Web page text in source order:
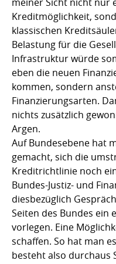
Kreditmöglichkeit,
klassischen
Belastung für die
Infrastruktur würde
eben die neuen
kommen, sondern
Finanzierungsarten.
nichts zusätzlich
Argen.
Auf Bundesebene hat
gemacht, sich die
Kreditrichtlinie noch
Bundes-Justiz- und
diesbezüglich
Seiten des Bundes ein
vorlegen. Eine
schaffen. So hat man
besteht also durchaus